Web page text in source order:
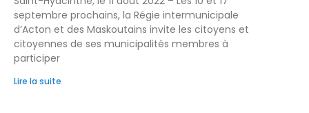
septembre prochains, la Régie intermunicipale
d’Acton et des Maskoutains invite les citoyens et
citoyennes de ses municipalités membres à
participer
Lire la suite